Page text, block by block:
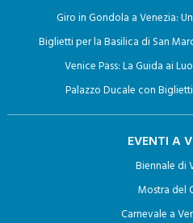
Pass ACTV per il Trasporto
Trasporto Alilaguna
Giro in Gondola a Venezia:
Biglietti per la Basilica di San
Venice Pass: La Guida ai
Palazzo Ducale con
EVENTI A
Biennale di